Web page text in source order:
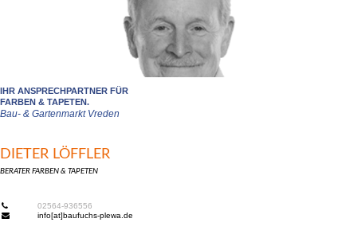
IHR ANSPRECHPARTNER FÜR
FARBEN & TAPETEN.
Bau- & Gartenmarkt Vreden
DIETER LÖFFLER
BERATER FARBEN & TAPETEN
02564-936556
info[at]baufuchs-plewa.de